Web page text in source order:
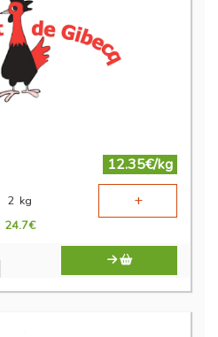
12.35€/kg
2 kg +
24.7€